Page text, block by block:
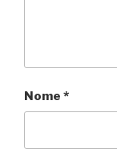
Nome *